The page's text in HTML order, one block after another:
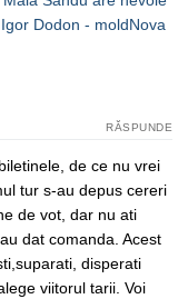
Dodon - moldNova
RĂSPUNDE
de ce nu vrei
tur s-au depus cereri
de vot, dar nu ati
dat comanda. Acest
disperati
viitorul tarii. Voi